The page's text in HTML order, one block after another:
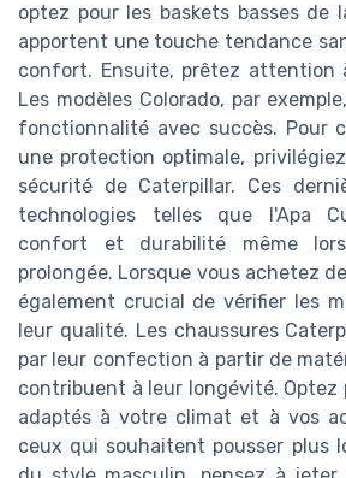
optez pour les baskets basses de
apportent une touche tendance
confort. Ensuite, prêtez attention
Les modèles Colorado, par
fonctionnalité avec succès. Pour
une protection optimale,
sécurité de Caterpillar. Ces
technologies telles que l'Apa
confort et durabilité même
prolongée. Lorsque vous achetez
également crucial de vérifier les
leur qualité. Les chaussures
par leur confection à partir de
contribuent à leur longévité. Optez
adaptés à votre climat et à vos
ceux qui souhaitent pousser plus